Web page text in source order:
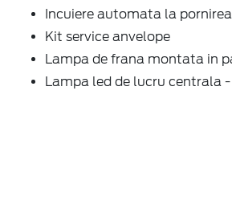
Incuiere automata la
Kit service anvelope
Lampa de frana montata in
Lampa led de lucru centrala